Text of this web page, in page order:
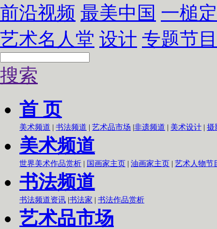
前沿视频 最美中国 一槌
艺术名人堂 设计 专题节目
搜索
首 页
美术频道 | 书法频道 | 艺术品市场 |非遗频道 | 美术设计 | 摄
美术频道
世界美术作品赏析 | 国画家主页 | 油画家主页 | 艺术人物节
书法频道
书法频道资讯 |书法家 | 书法作品赏析
艺术品市场